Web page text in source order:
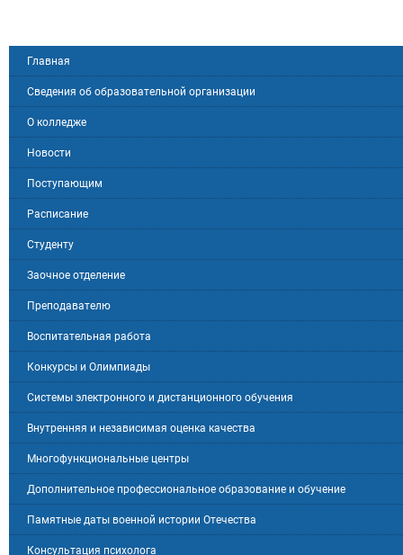
Главная
Сведения об образовательной организации
О колледже
Новости
Поступающим
Расписание
Студенту
Заочное отделение
Преподавателю
Воспитательная работа
Конкурсы и Олимпиады
Системы электронного и дистанционного обучения
Внутренняя и независимая оценка качества
Многофункциональные центры
Дополнительное профессиональное образование и обучение
Памятные даты военной истории Отечества
Консультация психолога